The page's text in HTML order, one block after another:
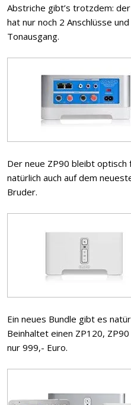
Abstriche gibt’s trotzdem:
hat nur noch 2 Anschlüsse
Tonausgang.
Der neue ZP90 bleibt optisch
natürlich auch auf dem
Bruder.
Ein neues Bundle gibt es
Beinhaltet einen ZP120,
nur 999,- Euro.